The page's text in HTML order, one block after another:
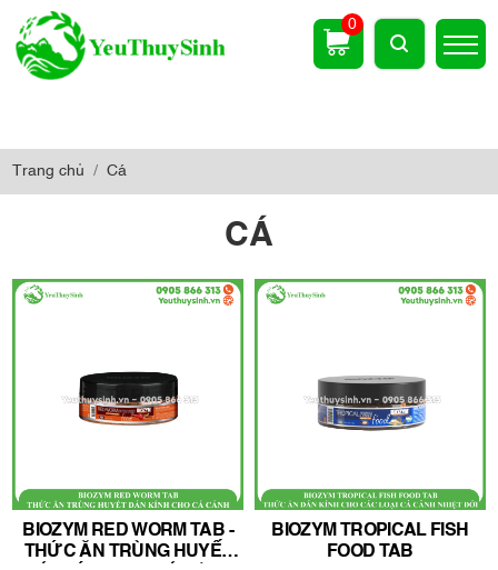
0
Trang chủ Cá
CÁ
BIOZYM RED WORM TAB -
THỨC ĂN TRÙNG HUYẾT
BIOZYM TROPICAL FISH
FOOD TAB